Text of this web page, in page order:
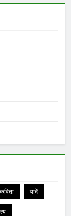
यादें